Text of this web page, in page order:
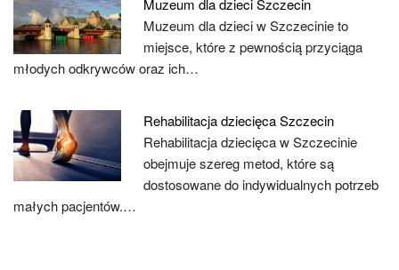
Muzeum dla dzieci w Szczecinie to
miejsce, które z pewnością przyciąga
młodych odkrywców oraz ich…
Rehabilitacja dziecięca Szczecin
Rehabilitacja dziecięca w Szczecinie
obejmuje szereg metod, które są
dostosowane do indywidualnych potrzeb
małych pacjentów.…